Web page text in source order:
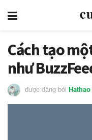
Cách tạo
như
được đăng bởi Hathao